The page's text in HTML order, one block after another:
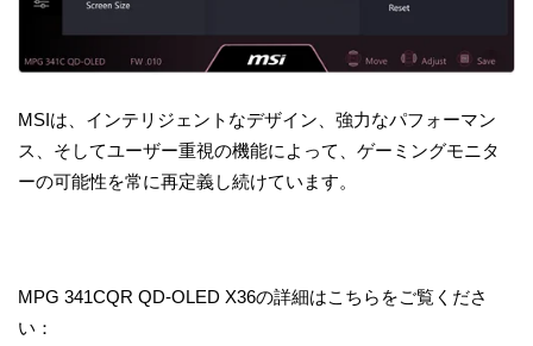
MSIは、インテリジェントなデザイン、強力なパフォーマン
ス、そしてユーザー重視の機能によって、ゲーミングモニタ
ーの可能性を常に再定義し続けています。
MPG 341CQR QD-OLED X36の詳細はこちらをご覧くださ
い：